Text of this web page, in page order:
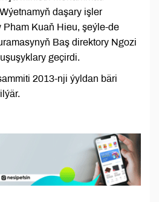
daşary işler
Pham Kuaň Hieu, şeýle-de
Baş direktory Ngozi
geçirdi.
2013-nji ýyldan bäri